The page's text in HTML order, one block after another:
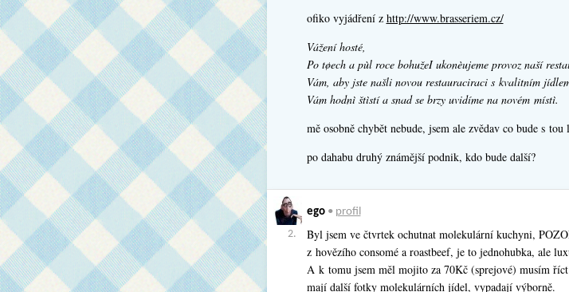
ofiko vyjádření z http://www.brasseriem.cz/
Vážení hosté,
Po tøech a pùl roce bohužeI ukonèujeme provoz naší
Vám, aby jste našli novou restauraciraci s kvalitním
Vám hodnì štìstí a snad se brzy uvidíme na novém místì.
mě osobně chybět nebude, jsem ale zvědav co bude s
po dahabu druhý známější podnik, kdo bude další?
2.
ego• profil
Byl jsem ve čtvrtek ochutnat molekulární kuchyni,
z hovězího consomé a roastbeef, je to jednohubka, ale
A k tomu jsem měl mojito za 70Kč (sprejové) musím
mají další fotky molekulárních jídel, vypadají výborně.